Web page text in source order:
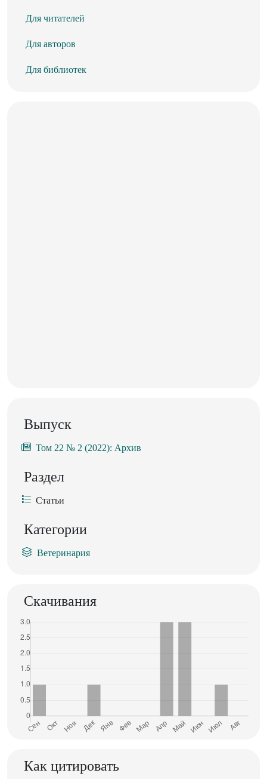
Для читателей
Для авторов
Для библиотек
Выпуск
Том 22 № 2 (2022): Архив
Раздел
Статьи
Категории
Ветеринария
Скачивания
Как цитировать